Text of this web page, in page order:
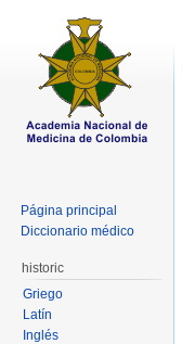
Página principal
Diccionario médico
historic
Griego
Latín
Inglés